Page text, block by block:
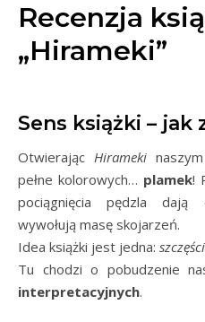
Recenzja
„Hirameki”
Sens książki – jak
Otwierając Hirameki
pełne kolorowych… plamek!
pociągnięcia pędzla dają
wywołują masę skojarzeń.
Idea książki jest jedna:
Tu chodzi o pobudzenie
interpretacyjnych.